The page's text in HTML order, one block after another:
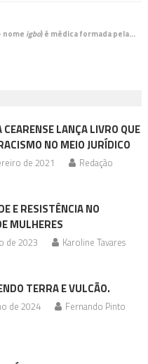
nome igbo) é médicaformada pela…
LANÇA LIVRO QUE
NO MEIO JURÍDICO
de 2021 Redação
E RESISTÊNCIA NO
MULHERES
de 2023 Karoline Tavares
TERRA E VULCÃO.
de 2024 Fernando Pinto